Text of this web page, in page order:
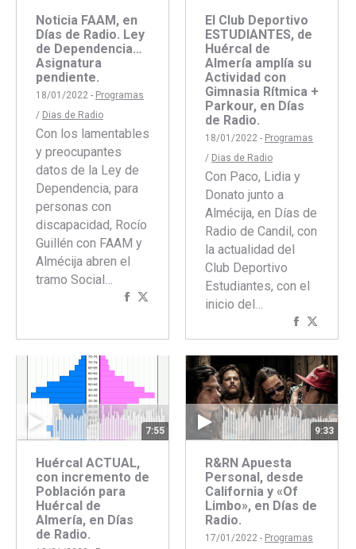
Noticia FAAM, en
Días de Radio. Ley
de Dependencia…
Asignatura
pendiente.
18/01/2022 - Programas
/ Dias de Radio
Con los lamentables
y preocupantes
datos de la Ley de
Dependencia, para
personas con
discapacidad, Rocío
Guillén con FAAM y
Almécija abren el
tramo Social…
Compartir
El Club Deportivo
ESTUDIANTES, de
Huércal de
Almería amplía su
Actividad con
Gimnasia Rítmica +
Parkour, en Días
de Radio.
18/01/2022 - Programas
/ Dias de Radio
Con Paco, Lidia y
Donato junto a
Almécija, en Días de
Radio de Candil, con
la actualidad del
Club Deportivo
Estudiantes, con el
inicio del…
Compartir
concon
7:55
Huércal ACTUAL,
con incremento de
Población para
Huércal de
Almería, en Días
de Radio.
9:33
R&RN Apuesta
Personal, desde
California y «Of
Limbo», en Días de
Radio.
17/01/2022 - Programas